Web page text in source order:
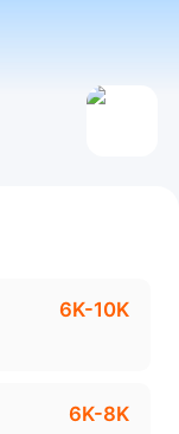
6K-10K
6K-8K